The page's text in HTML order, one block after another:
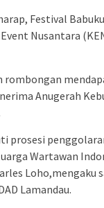
Festival
Nusantara
rombongan
Anugerah
prosesi
Wartawan
Lamandau.